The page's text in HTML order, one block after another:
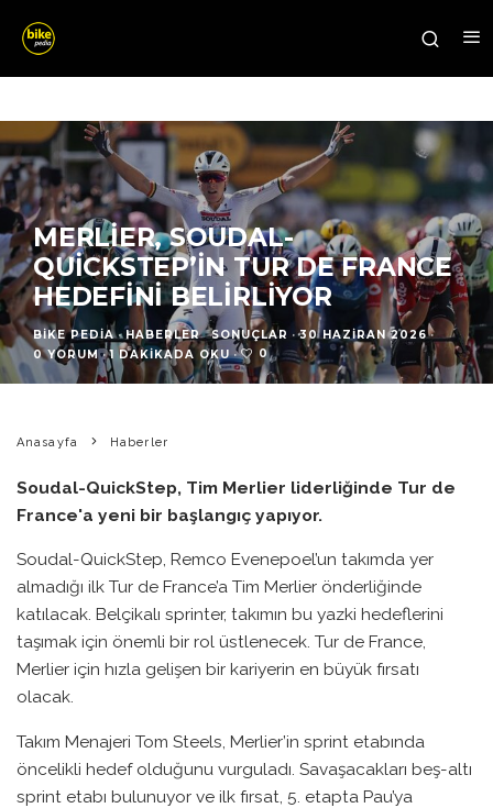
MERLIER, SOUDAL-
QUICKSTEP’IN TUR DE FRANCE
HEDEFINI BELIRLIYOR
BIKE PEDIA · HABERLER SONUÇLAR · 30 HAZIRAN 2026 ·
0 YORUM · 1 DAKIKADA OKU · 0
Anasayfa Haberler
Soudal-QuickStep, Tim Merlier liderliğinde Tur de
France'a yeni bir başlangıç yapıyor.
Soudal-QuickStep, Remco Evenepoel’un takımda yer
almadığı ilk Tur de France’a Tim Merlier önderliğinde
katılacak. Belçikalı sprinter, takımın bu yazki hedeflerini
taşımak için önemli bir rol üstlenecek. Tur de France,
Merlier için hızla gelişen bir kariyerin en büyük fırsatı
olacak.
Takım Menajeri Tom Steels, Merlier’in sprint etabında
öncelikli hedef olduğunu vurguladı. Savaşacakları beş-altı
sprint etabı bulunuyor ve ilk fırsat, 5. etapta Pau’ya